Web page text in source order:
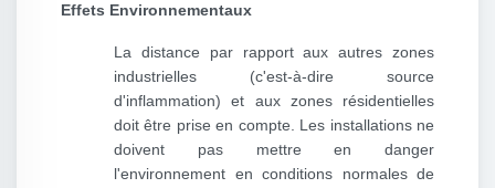
Effets Environnementaux
La distance par rapport aux autres zones
industrielles (c'est-à-dire source
d'inflammation) et aux zones résidentielles
doit être prise en compte. Les installations ne
doivent pas mettre en danger
l'environnement en conditions normales de